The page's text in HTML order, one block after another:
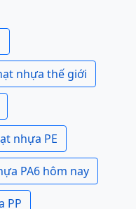
nhựa thế giới
nhựa PE
PA6 hôm nay
PP